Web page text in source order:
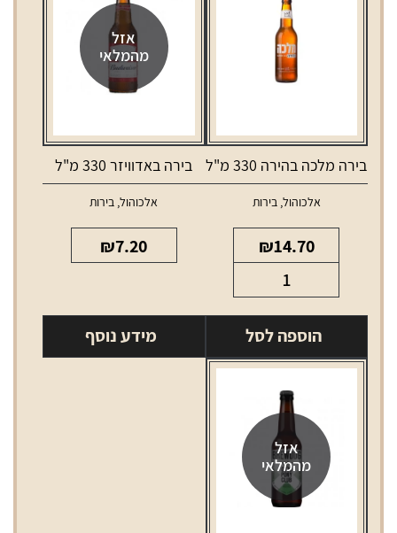
בירה מלכה בהירה 330 מ"ל
אלכוהול,בירות
₪14.70
של
בירה
מלכה
בהירה
מ"ל
הוספה לסל
אזל
מהמלאי
בירה באדוויזר 330 מ"ל
אלכוהול, בירות
₪7.20
מידע נוסף
אזל
מהמלאי